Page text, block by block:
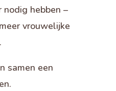
hebben –
vrouwelijke
samen een